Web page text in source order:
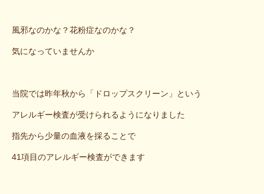
風邪なのかな？花粉症なのかな？
気になっていませんか
当院では昨年秋から「ドロップスクリーン」という
アレルギー検査が受けられるようになりました
指先から少量の血液を採ることで
41項目のアレルギー検査ができます